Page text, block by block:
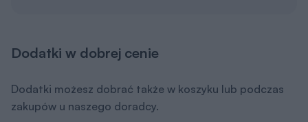
Dodatki w dobrej cenie
Dodatki możesz dobrać także w koszyku lub podczas
zakupów u naszego doradcy.